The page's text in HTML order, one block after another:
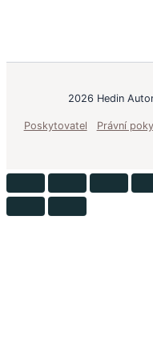
2026 Hedin
Poskytovatel Právní